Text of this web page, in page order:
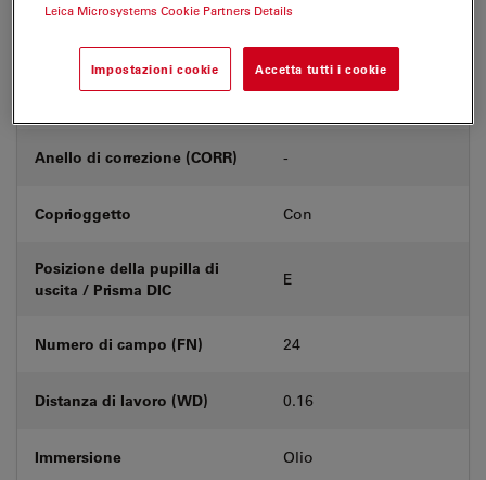
Specifiche tecniche
Anello di correzione (CORR) -
Coprioggetto Con
Posizione della pupilla di
uscita / Prisma DIC
E
Numero di campo (FN) 24
Distanza di lavoro (WD) 0.16
Immersione Olio
Leica Microsystems Cookie Partners Details
Impostazioni cookie Accetta tutti i cookie